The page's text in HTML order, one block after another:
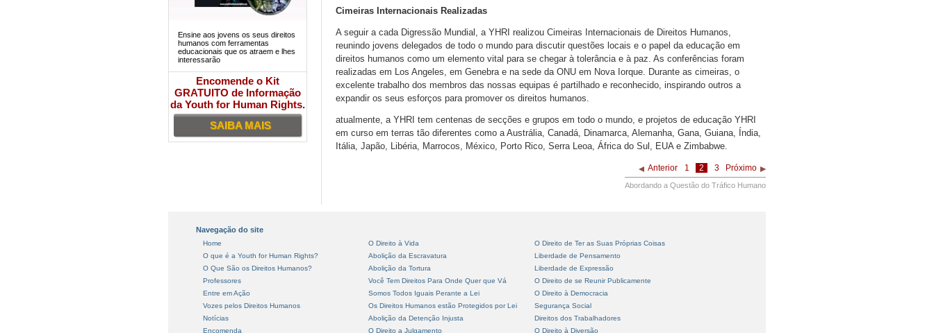
Ensine aos jovens os seus direitos
humanos com ferramentas
educacionais que os atraem e lhes
interessarão
Encomende o Kit
GRATUITO de Informação
da Youth for Human Rights.
SAIBA MAIS
Cimeiras Internacionais Realizadas
A seguir a cada Digressão Mundial, a YHRI realizou Cimeiras Internacionais de Direitos Humanos,
reunindo jovens delegados de todo o mundo para discutir questões locais e o papel da educação em
direitos humanos como um elemento vital para se chegar à tolerância e à paz. As conferências foram
realizadas em Los Angeles, em Genebra e na sede da ONU em Nova Iorque. Durante as cimeiras, o
excelente trabalho dos membros das nossas equipas é partilhado e reconhecido, inspirando outros a
expandir os seus esforços para promover os direitos humanos.
atualmente, a YHRI tem centenas de secções e grupos em todo o mundo, e projetos de educação YHRI
em curso em terras tão diferentes como a Austrália, Canadá, Dinamarca, Alemanha, Gana, Guiana, Índia,
Itália, Japão, Libéria, Marrocos, México, Porto Rico, Serra Leoa, África do Sul, EUA e Zimbabwe.
Anterior 1 2 3 Próximo
Abordando a Questão do Tráfico Humano
Navegação do site
Home
O que é a Youth for Human Rights?
O Que São os Direitos Humanos?
Professores
Entre em Ação
Vozes pelos Direitos Humanos
Notícias
Encomenda
O Direito à Vida
Abolição da Escravatura
Abolição da Tortura
Você Tem Direitos Para Onde Quer que Vá
Somos Todos Iguais Perante a Lei
Os Direitos Humanos estão Protegidos por Lei
Abolição da Detenção Injusta
O Direito a Julgamento
O Direito de Ter as Suas Próprias Coisas
Liberdade de Pensamento
Liberdade de Expressão
O Direito de se Reunir Publicamente
O Direito à Democracia
Segurança Social
Direitos dos Trabalhadores
O Direito à Diversão